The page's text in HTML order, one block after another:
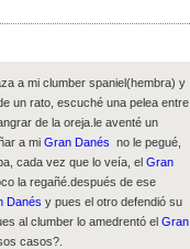
a mi clumber spaniel(hembra) y
un rato, escuché una pelea entre
de la oreja.le aventé un
a mi Gran Danés no le pegué,
cada vez que lo veía, el Gran
la regañé.después de ese
Danés y pues el otro defendió su
al clumber lo amedrentó el Gran
casos?.